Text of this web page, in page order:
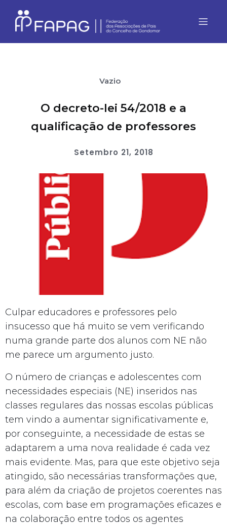
Vazio
O decreto-lei 54/2018 e a
qualificação de professores
Setembro 21, 2018
Culpar educadores e professores pelo
insucesso que há muito se vem verificando
numa grande parte dos alunos com NE não
me parece um argumento justo.
O número de crianças e adolescentes com
necessidades especiais (NE) inseridos nas
classes regulares das nossas escolas públicas
tem vindo a aumentar significativamente e,
por conseguinte, a necessidade de estas se
adaptarem a uma nova realidade é cada vez
mais evidente. Mas, para que este objetivo seja
atingido, são necessárias transformações que,
para além da criação de projetos coerentes nas
escolas, com base em programações eficazes e
na colaboração entre todos os agentes